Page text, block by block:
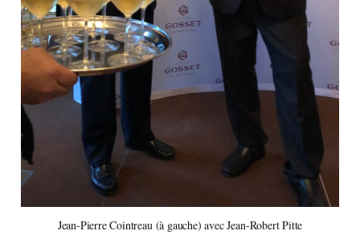
Jean-Pierre Cointreau (à gauche) avec Jean-Robert Pitte